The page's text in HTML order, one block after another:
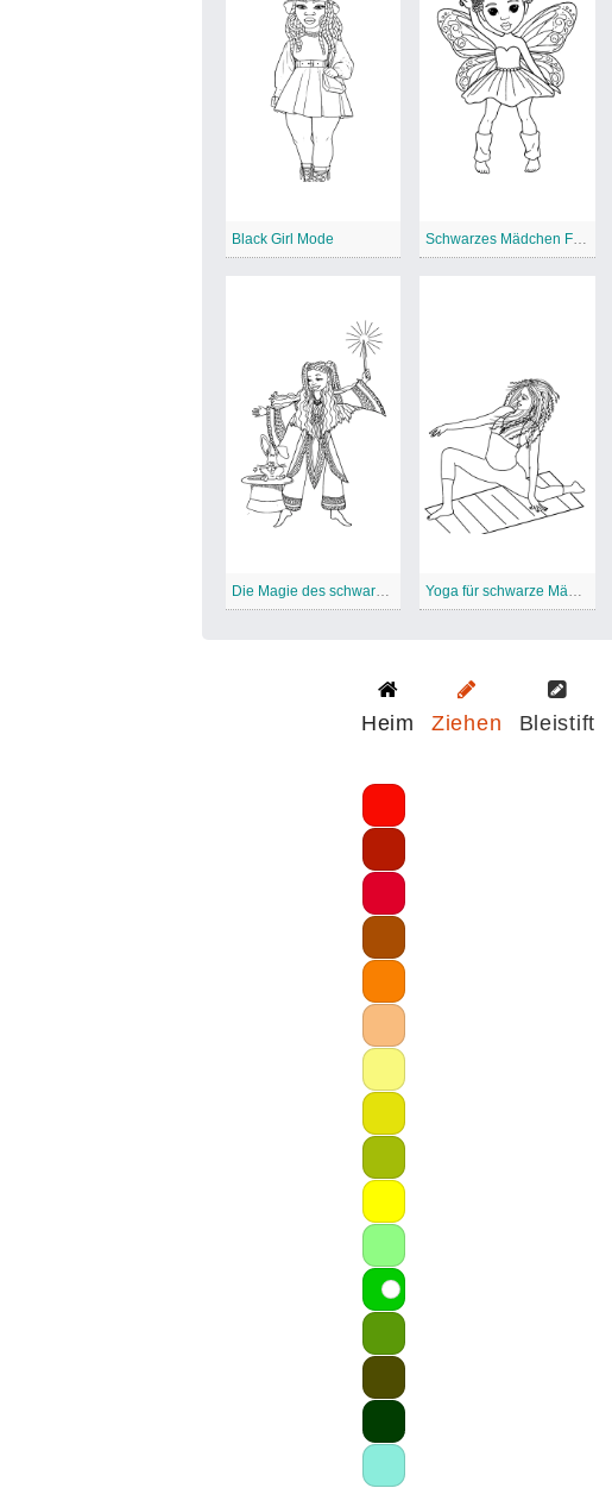
Black Girl Mode Schwarzes Mädchen Fee
Die Magie des schwarzen Mädchens Yoga für schwarze Mädchen
Heim Ziehen Bleistift